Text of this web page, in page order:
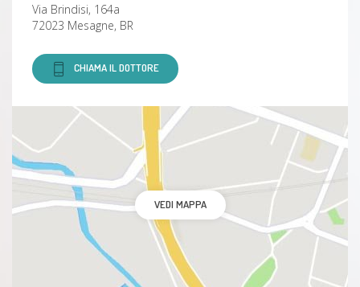
Via Brindisi, 164a
72023 Mesagne, BR
CHIAMA IL DOTTORE
VEDI MAPPA